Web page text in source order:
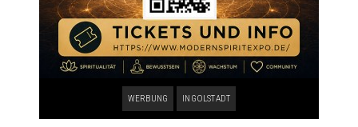
WERBUNG INGOLSTADT